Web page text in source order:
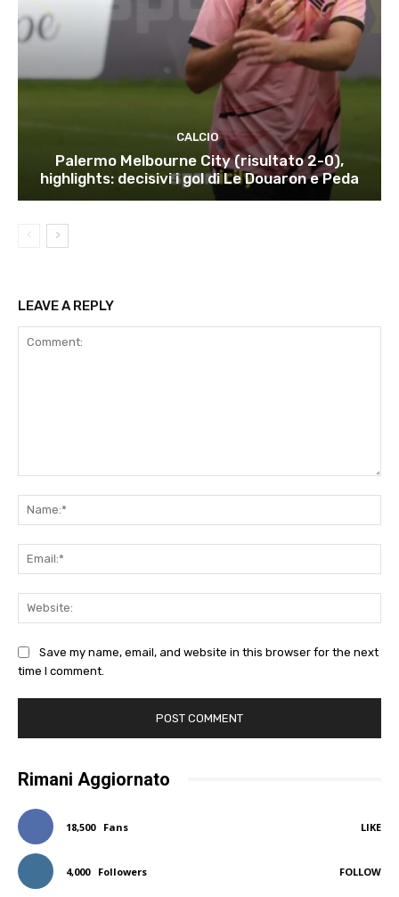
CALCIO
Palermo Melbourne City (risultato 2-0),
highlights: decisivi i gol di Le Douaron e Peda
LEAVE A REPLY
Save my name, email, and website in this browser for the next
time I comment.
Rimani Aggiornato
18,500 Fans LIKE
4,000 Followers FOLLOW